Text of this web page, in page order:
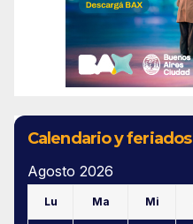
Calendario y feriados
Agosto 2026
Lu Ma Mi